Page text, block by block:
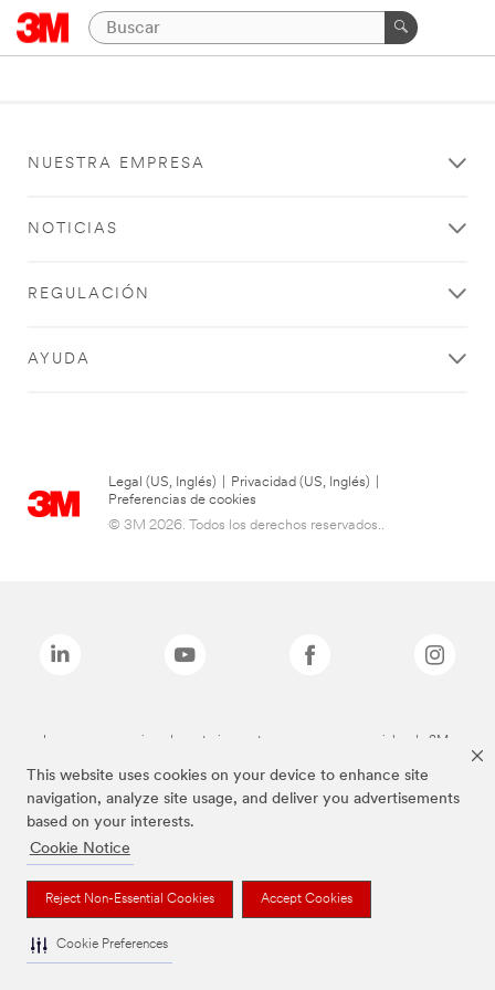
This website uses cookies on your device to enhance site
navigation, analyze site usage, and deliver you advertisements
based on your interests.
Cookie Notice
Reject Non-Essential Cookies Accept Cookies
Cookie Preferences
NUESTRA EMPRESA
NOTICIAS
REGULACIÓN
AYUDA
Legal (US, Inglés) Privacidad (US, Inglés)
Preferencias de cookies
© 3M 2026. Todos los derechos reservados..
Las marcas mencionadas anteriormente son marcas comerciales de 3M.